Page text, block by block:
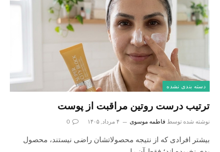
دسته بندی نشده
ترتیب درست روتین مراقبت از پوست
نوشته شده توسط فاطمه موسوی ۴ مرداد, ۱۴۰۵ 0
بیشتر افرادی که از نتیجه محصولاتشان راضی نیستند، محصول